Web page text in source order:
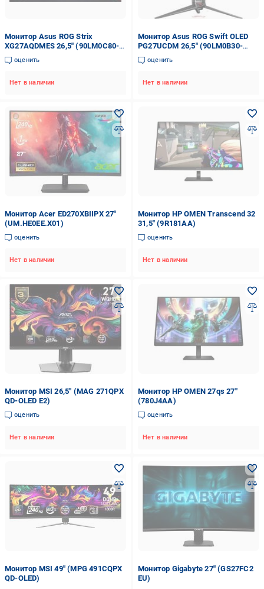
Монитор Asus ROG Strix
XG27AQDMES 26,5" (90LM0C80-
B01171)
оценить
Нет в наличии
Монитор Asus ROG Swift OLED
PG27UCDM 26,5" (90LM0B30-
B01971)
оценить
Нет в наличии
Монитор Acer ED270XBIIPX 27"
(UM.HE0EE.X01)
оценить
Нет в наличии
Монитор HP OMEN Transcend 32
31,5" (9R181AA)
оценить
Нет в наличии
Монитор MSI 26,5" (MAG 271QPX
QD-OLED E2)
оценить
Нет в наличии
Монитор HP OMEN 27qs 27"
(780J4AA)
оценить
Нет в наличии
Монитор MSI 49" (MPG 491CQPX
QD-OLED)
Монитор Gigabyte 27" (GS27FC2
EU)